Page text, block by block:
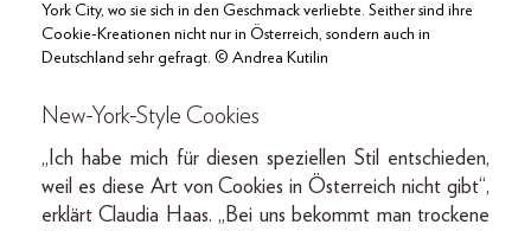
York City, wo sie sich in den Geschmack verliebte. Seither sind ihre
Cookie-Kreationen nicht nur in Österreich, sondern auch in
Deutschland sehr gefragt. © Andrea Kutilin
New-York-Style Cookies
„Ich habe mich für diesen speziellen Stil entschieden,
weil es diese Art von Cookies in Österreich nicht gibt“,
erklärt Claudia Haas. „Bei uns bekommt man trockene